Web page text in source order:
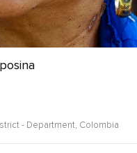
- Department, Colombia